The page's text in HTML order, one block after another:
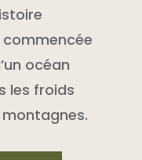
océan
les froids
montagnes.